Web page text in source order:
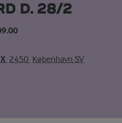
D. 28/2
2450 København SV